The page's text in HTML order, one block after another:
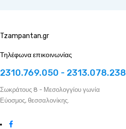
Tzampantan.gr
Τηλέφωνα επικοινωνίας
2310.769.050 - 2313.078.238
Σωκράτους 8 - Μεσολογγίου γωνία
Εύοσμος, θεσσαλονίκης.